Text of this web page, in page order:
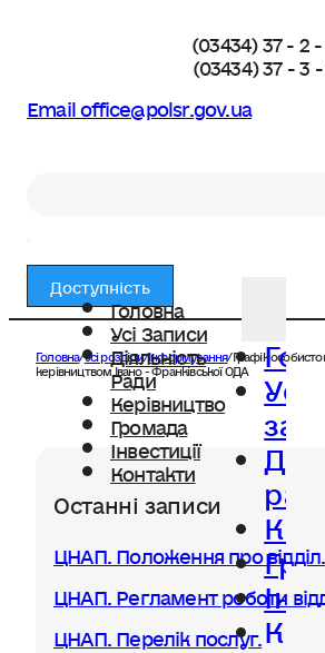
(03434) 37 - 2
(03434) 37 - 3
Email office@polsr.gov.ua
Головна
Усі Записи
Діяльність
Ради
Керівництво
Громада
Інвестиції
Контакти
Усі
ради
Доступність
Головна/Усі розділи/Інформування/Графік
керівництвом Івано - Франківської ОДА
Останні записи
ЦНАП. Положення про відділ.
ЦНАП. Регламент роботи
ЦНАП. Перелік послуг.